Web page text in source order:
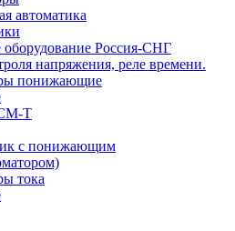
автоматика
оборудование Россия-СНГ
напряжения, реле времени.
понижающие
Т
с понижающим
тока